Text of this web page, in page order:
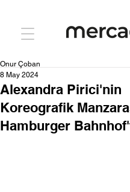
Alexandra Pirici'nin
Koreografik
Hamburger
Onur Çoban
8 May 2024